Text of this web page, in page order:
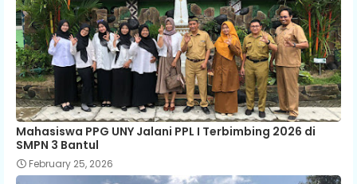
Mahasiswa PPG UNY Jalani PPL I Terbimbing 2026 di
SMPN 3 Bantul
February 25, 2026